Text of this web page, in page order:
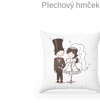
Plechový hrnček